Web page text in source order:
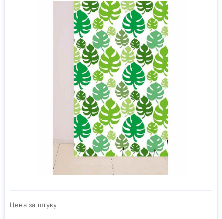
Цена за штуку